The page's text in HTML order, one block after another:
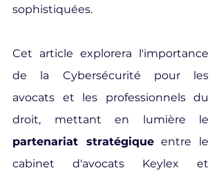
sophistiquées.
Cet article explorera l'importance
de la Cybersécurité pour les
avocats et les professionnels du
partenariat stratégique entre le
cabinet d'avocats Keylex et